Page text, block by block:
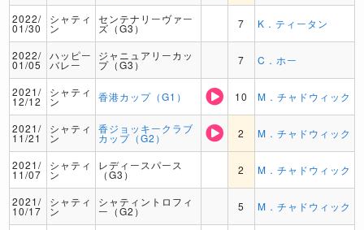
2022/
01/30
シャティ
ン
センテナリーヴァー
ズ（G3） 7 K．ティータン
2022/
01/05
ハッピー
バレー
ジャニュアリーカッ
プ（G3） 7 C．ホー
2021/
12/12
シャティ
ン 香港カップ（G1） 10 M．チャドウィック
2021/
11/21
シャティ
ン
香ジョッキークラブ
カップ（G2） 2 M．チャドウィック
2021/
11/07
シャティ
ン
レディースパース
（G3） 2 M．チャドウィック
2021/
10/17
シャティ
ン
シャティントロフィ
ー（G2） 5 M．チャドウィック